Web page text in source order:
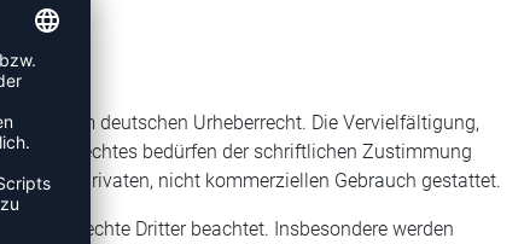
dem deutschen Urheberrecht. Die Vervielfältigung,
Urheberrechtes bedürfen der schriftlichen Zustimmung
für den privaten, nicht kommerziellen Gebrauch gestattet.
Dritter beachtet. Insbesondere werden